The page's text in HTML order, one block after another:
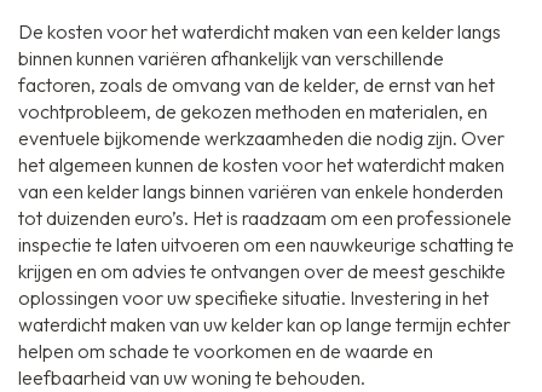
De kosten voor het waterdicht maken van een kelder langs
binnen kunnen variëren afhankelijk van verschillende
factoren, zoals de omvang van de kelder, de ernst van het
vochtprobleem, de gekozen methoden en materialen, en
eventuele bijkomende werkzaamheden die nodig zijn. Over
het algemeen kunnen de kosten voor het waterdicht maken
van een kelder langs binnen variëren van enkele honderden
tot duizenden euro’s. Het is raadzaam om een professionele
inspectie te laten uitvoeren om een nauwkeurige schatting te
krijgen en om advies te ontvangen over de meest geschikte
oplossingen voor uw specifieke situatie. Investering in het
waterdicht maken van uw kelder kan op lange termijn echter
helpen om schade te voorkomen en de waarde en
leefbaarheid van uw woning te behouden.